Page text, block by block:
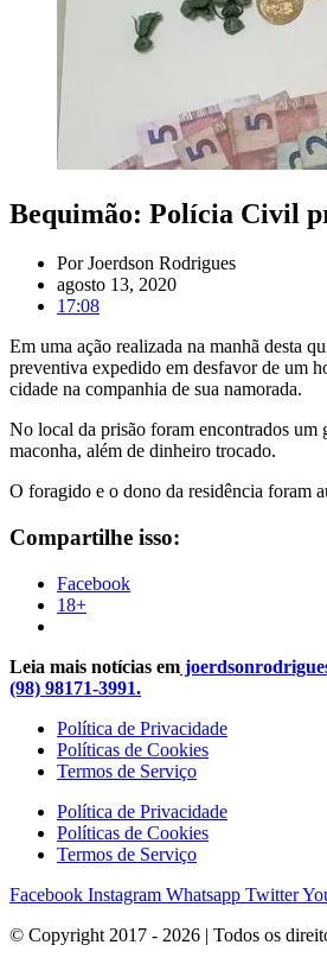
Bequimão: Polícia Civil
PorJoerdson Rodrigues
agosto 13, 2020
17:08
Em uma ação realizada na manhã desta
preventiva expedido em desfavor de um
cidade na companhia de sua namorada.
No local da prisão foram encontrados um
maconha, além de dinheiro trocado.
O foragido e o dono da residência foram
Compartilhe isso:
Facebook
18+
Leia mais notícias em
(98) 98171-3991.
Política de Privacidade
Políticas de Cookies
Termos de Serviço
Política de Privacidade
Políticas de Cookies
Termos de Serviço
Facebook Instagram Whatsapp Twitter
© Copyright 2017 - 2026 | Todos os